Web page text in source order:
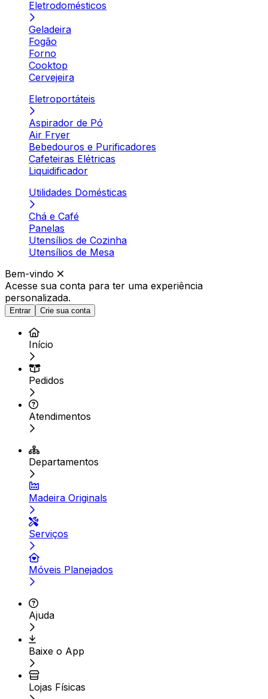
Eletrodomésticos
Geladeira
Fogão
Forno
Cooktop
Cervejeira
Eletroportáteis
Aspirador de Pó
Air Fryer
Bebedouros e Purificadores
Cafeteiras Elétricas
Liquidificador
Utilidades Domésticas
Chá e Café
Panelas
Utensílios de Cozinha
Utensílios de Mesa
Bem-vindo
Acesse sua conta para ter uma experiência
personalizada.
Entrar Crie sua conta
Início
Pedidos
Atendimentos
Departamentos
Madeira Originals
Serviços
Móveis Planejados
Ajuda
Baixe o App
Lojas Físicas